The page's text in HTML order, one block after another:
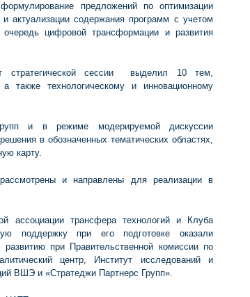
предложений по оптимизации
актуализации содержания программ с учетом
цифровой трансформации и развития
стратегической сессии выделил 10 тем,
технологическому и инновационному
и в режиме модерируемой дискуссии
в обозначенных тематических областях,
карту.
и направлены для реализации в
ассоциации трансфера технологий и Клуба
поддержку при его подготовке оказали
при Правительственной комиссии по
центр, Институт исследований и
ВШЭ и «Стратеджи Партнерс Групп».